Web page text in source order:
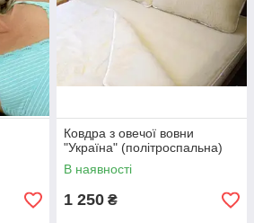
Ковдра з овечої вовни
"Україна" (політроспальна)
В наявності
1 250 ₴